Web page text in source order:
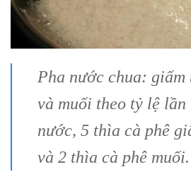
Pha nước chua:
và muối theo tỷ lệ
nước, 5 thìa cà phê
và 2 thìa cà phê muối.